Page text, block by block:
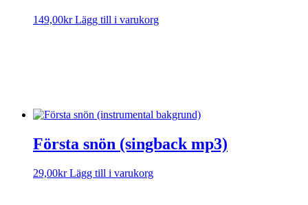
149,00kr Lägg till i varukorg
Första snön (singback mp3)
29,00kr Lägg till i varukorg